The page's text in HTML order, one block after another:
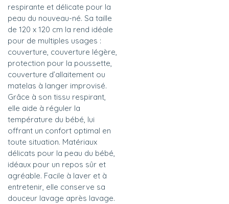
respirante et délicate pour la
peau du nouveau-né. Sa taille
de 120 x 120 cm la rend idéale
pour de multiples usages :
couverture, couverture légère,
protection pour la poussette,
couverture d’allaitement ou
matelas à langer improvisé.
Grâce à son tissu respirant,
elle aide à réguler la
température du bébé, lui
offrant un confort optimal en
toute situation. Matériaux
délicats pour la peau du bébé,
idéaux pour un repos sûr et
agréable. Facile à laver et à
entretenir, elle conserve sa
douceur lavage après lavage.